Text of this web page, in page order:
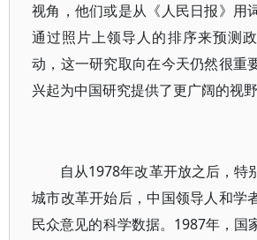
视角，他们或是从《人民日报》用
通过照片上领导人的排序来预测
动，这一研究取向在今天仍然很重
兴起为中国研究提供了更广阔的视野
自从1978年改革开放之后，特
城市改革开始后，中国领导人和学
民众意见的科学数据。1987年，国